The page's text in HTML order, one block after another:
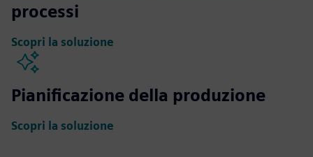
processi
Scopri la soluzione
Pianificazione della produzione
Scopri la soluzione